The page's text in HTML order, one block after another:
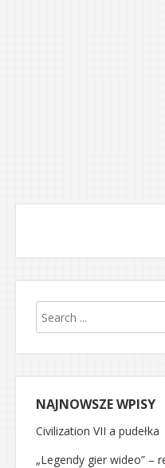
NAJNOWSZE WPISY
Civilization VII a pudełka
„Legendy gier wideo” –